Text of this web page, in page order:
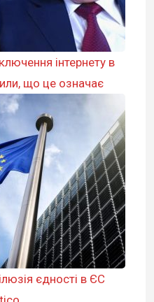
інтернету в
що це означає
єдності в ЄС